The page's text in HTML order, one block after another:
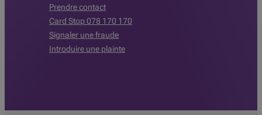
Prendre contact
Card Stop 078 170 170
Signaler une fraude
Introduire une plainte